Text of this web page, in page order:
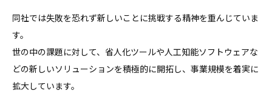
同社では失敗を恐れず新しいことに挑戦する精神を重んじていま
す。
世の中の課題に対して、省人化ツールや人工知能ソフトウェアな
どの新しいソリューションを積極的に開拓し、事業規模を着実に
拡大しています。